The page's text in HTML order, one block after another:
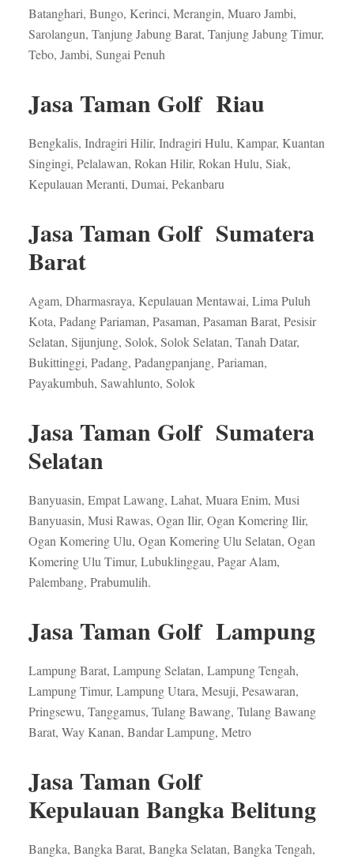
Batanghari, Bungo, Kerinci, Merangin, Muaro Jambi,
Sarolangun, Tanjung Jabung Barat, Tanjung Jabung Timur,
Tebo, Jambi, Sungai Penuh
Jasa Taman Golf Riau
Bengkalis, Indragiri Hilir, Indragiri Hulu, Kampar, Kuantan
Singingi, Pelalawan, Rokan Hilir, Rokan Hulu, Siak,
Kepulauan Meranti, Dumai, Pekanbaru
Jasa Taman Golf Sumatera
Barat
Agam, Dharmasraya, Kepulauan Mentawai, Lima Puluh
Kota, Padang Pariaman, Pasaman, Pasaman Barat, Pesisir
Selatan, Sijunjung, Solok, Solok Selatan, Tanah Datar,
Bukittinggi, Padang, Padangpanjang, Pariaman,
Payakumbuh, Sawahlunto, Solok
Jasa Taman Golf Sumatera
Selatan
Banyuasin, Empat Lawang, Lahat, Muara Enim, Musi
Banyuasin, Musi Rawas, Ogan Ilir, Ogan Komering Ilir,
Ogan Komering Ulu, Ogan Komering Ulu Selatan, Ogan
Komering Ulu Timur, Lubuklinggau, Pagar Alam,
Palembang, Prabumulih.
Jasa Taman Golf Lampung
Lampung Barat, Lampung Selatan, Lampung Tengah,
Lampung Timur, Lampung Utara, Mesuji, Pesawaran,
Pringsewu, Tanggamus, Tulang Bawang, Tulang Bawang
Barat, Way Kanan, Bandar Lampung, Metro
Jasa Taman Golf
Kepulauan Bangka Belitung
Bangka, Bangka Barat, Bangka Selatan, Bangka Tengah,